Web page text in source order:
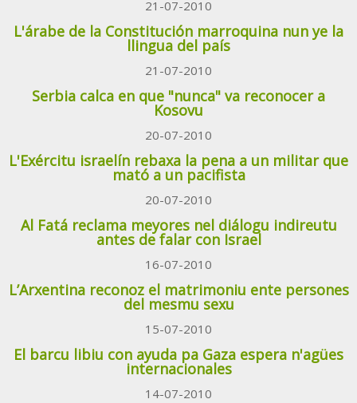
21-07-2010
L'árabe de la Constitución marroquina nun ye la
llingua del país
21-07-2010
Serbia calca en que "nunca" va reconocer a
Kosovu
20-07-2010
L'Exércitu israelín rebaxa la pena a un militar que
mató a un pacifista
20-07-2010
Al Fatá reclama meyores nel diálogu indireutu
antes de falar con Israel
16-07-2010
L’Arxentina reconoz el matrimoniu ente persones
del mesmu sexu
15-07-2010
El barcu libiu con ayuda pa Gaza espera n'agües
internacionales
14-07-2010